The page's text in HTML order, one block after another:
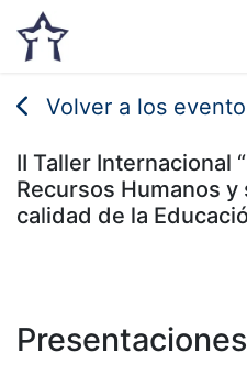
Volver a los
II Taller Internacional
Recursos Humanos y
calidad de la
Presentaciones